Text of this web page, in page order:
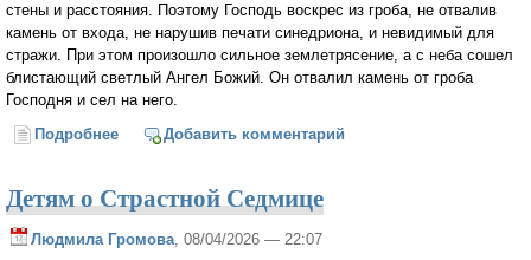
стены и расстояния. Поэтому Господь воскрес из гроба, не отвалив
камень от входа, не нарушив печати синедриона, и невидимый для
стражи. При этом произошло сильное землетрясение, а с неба сошел
блистающий светлый Ангел Божий. Он отвалил камень от гроба
Господня и сел на него.
Подробнее о Детям о Воскресении Христовом
Добавить комментарий
Детям о Страстной Седмице
Людмила Громова , 08/04/2026 — 22:07